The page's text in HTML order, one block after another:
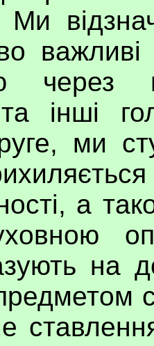
Ми
через
інші
ми
а
на
предметом